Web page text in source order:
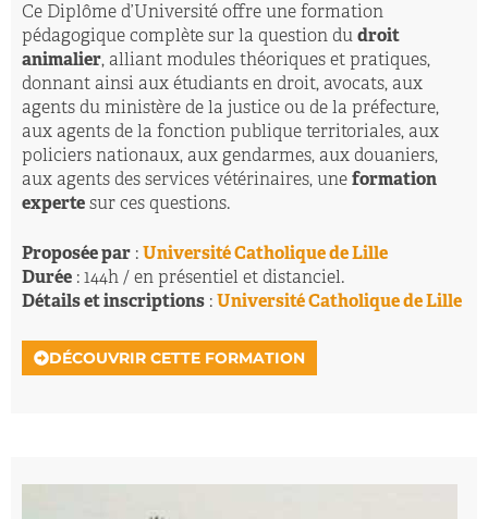
Ce Diplôme d’Université offre une formation
pédagogique complète sur la question du droit
animalier, alliant modules théoriques et pratiques,
donnant ainsi aux étudiants en droit, avocats, aux
agents du ministère de la justice ou de la préfecture,
aux agents de la fonction publique territoriales, aux
policiers nationaux, aux gendarmes, aux douaniers,
aux agents des services vétérinaires, une formation
experte sur ces questions.
Proposée par : Université Catholique de Lille
Durée : 144h / en présentiel et distanciel.
Détails et inscriptions : Université Catholique de Lille
DÉCOUVRIR CETTE FORMATION